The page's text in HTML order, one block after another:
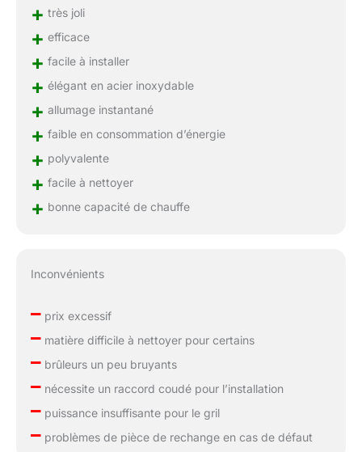
+ très joli
+ efficace
+ facile à installer
+ élégant en acier inoxydable
+ allumage instantané
+ faible en consommation d’énergie
+ polyvalente
+ facile à nettoyer
+ bonne capacité de chauffe
Inconvénients
–prix excessif
–matière difficile à nettoyer pour certains
–brûleurs un peu bruyants
–nécessite un raccord coudé pour l’installation
–puissance insuffisante pour le gril
–problèmes de pièce de rechange en cas de défaut